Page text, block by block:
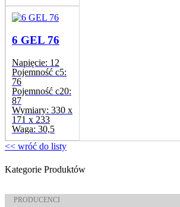
6 GEL 76
Napięcie: 12
Pojemność c5:
76
Pojemność c20:
87
Wymiary: 330 x
171 x 233
Waga: 30,5
<< wróć do listy
Kategorie Produktów
PRODUCENCI